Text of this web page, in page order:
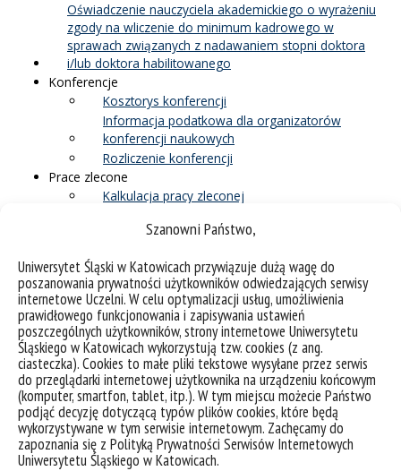
Szanowni Państwo,
Uniwersytet Śląski w Katowicach przywiązuje dużą wagę do
poszanowania prywatności użytkowników odwiedzających serwisy
internetowe Uczelni. W celu optymalizacji usług, umożliwienia
prawidłowego funkcjonowania i zapisywania ustawień
poszczególnych użytkowników, strony internetowe Uniwersytetu
Śląskiego w Katowicach wykorzystują tzw. cookies (z ang.
ciasteczka). Cookies to małe pliki tekstowe wysyłane przez serwis
do przeglądarki internetowej użytkownika na urządzeniu końcowym
(komputer, smartfon, tablet, itp.). W tym miejscu możecie Państwo
podjąć decyzję dotyczącą typów plików cookies, które będą
wykorzystywane w tym serwisie internetowym. Zachęcamy do
zapoznania się z Polityką Prywatności Serwisów Internetowych
Uniwersytetu Śląskiego w Katowicach.
Oświadczenie nauczyciela akademickiego o wyrażeniu
zgody na wliczenie do minimum kadrowego w
sprawach związanych z nadawaniem stopni doktora
i/lub doktora habilitowanego
Konferencje
Kosztorys konferencji
Informacja podatkowa dla organizatorów
konferencji naukowych
Rozliczenie konferencji
Prace zlecone
Kalkulacja pracy zleconej
Zawiadomienia o nadaniu stopnia:
wszczęte na podstawie ustawy z dnia 3 lipca
2018 – Przepisy wprowadzające ustawę – Prawo
o szkolnictwie wyższym i nauce
zawiadomienie o nadaniu stopnia doktora
habilitowanego na podstawie ustawy z dnia 3
lipca 2018 – Przepisy wprowadzające ustawę –
Prawo o szkolnictwie wyższym i nauce